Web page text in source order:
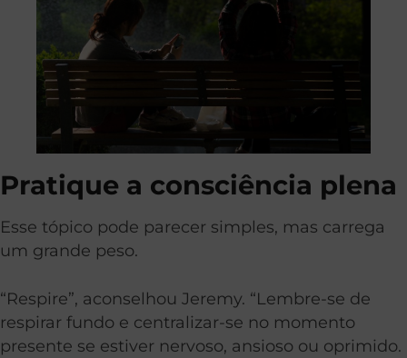
Pratique a consciência plena
Esse tópico pode parecer simples, mas carrega
um grande peso.
“Respire”, aconselhou Jeremy. “Lembre-se de
respirar fundo e centralizar-se no momento
presente se estiver nervoso, ansioso ou oprimido.